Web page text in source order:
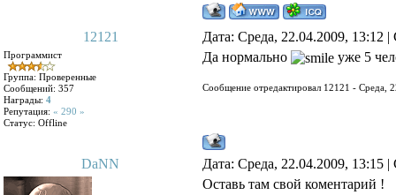
12121 Дата: Среда, 22.04.2009, 13:12
Программист
Группа: Проверенные
Сообщений: 357
Награды: 4
Репутация: « 290 »
Статус: Offline
Да нормально уже 5
Сообщение отредактировал 12121 - Среда,
DaNN
Дата: Среда, 22.04.2009, 13:15
Оставь там свой коментарий !